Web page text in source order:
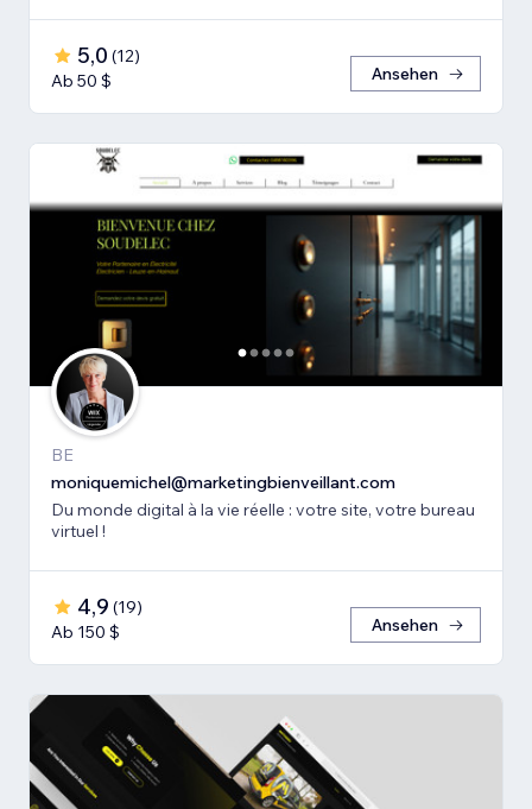
5,0 (12)
Ab 50 $
Ansehen
BE
moniquemichel@marketingbienveillant.com
Du monde digital à la vie réelle : votre site, votre bureau
virtuel !
4,9 (19)
Ab 150 $
Ansehen